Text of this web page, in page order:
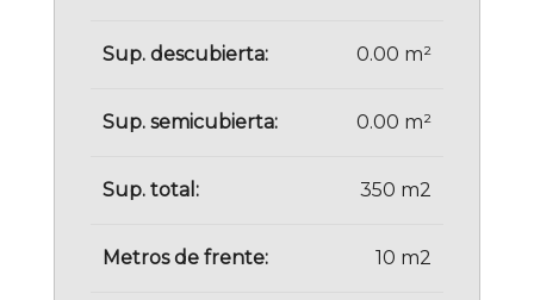
Sup. descubierta: 0.00 m²
Sup. semicubierta: 0.00 m²
Sup. total: 350 m2
Metros de frente: 10 m2